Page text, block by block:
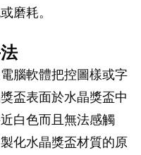
磨耗。
腦軟體把控圖樣或字
盃表面於水晶獎盃中
白色而且無法感觸
化水晶獎盃材質的原